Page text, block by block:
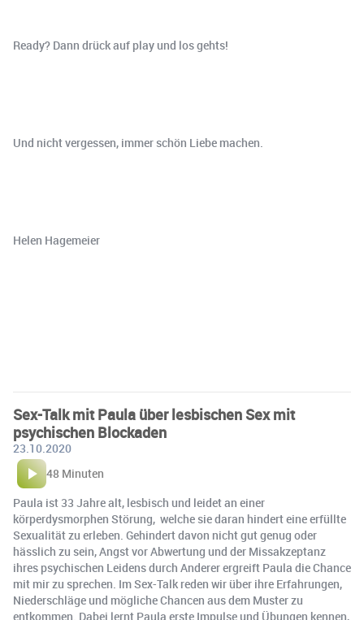
Ready? Dann drück auf play und los gehts!
Und nicht vergessen, immer schön Liebe machen.
Helen Hagemeier
Sex-Talk mit Paula über lesbischen Sex mit
psychischen Blockaden
23.10.2020
48 Minuten
Paula ist 33 Jahre alt, lesbisch und leidet an einer
körperdysmorphen Störung, welche sie daran hindert eine erfüllte
Sexualität zu erleben. Gehindert davon nicht gut genug oder
hässlich zu sein, Angst vor Abwertung und der Missakzeptanz
ihres psychischen Leidens durch Anderer ergreift Paula die Chance
mit mir zu sprechen. Im Sex-Talk reden wir über ihre Erfahrungen,
Niederschläge und mögliche Chancen aus dem Muster zu
entkommen. Dabei lernt Paula erste Impulse und Übungen kennen,